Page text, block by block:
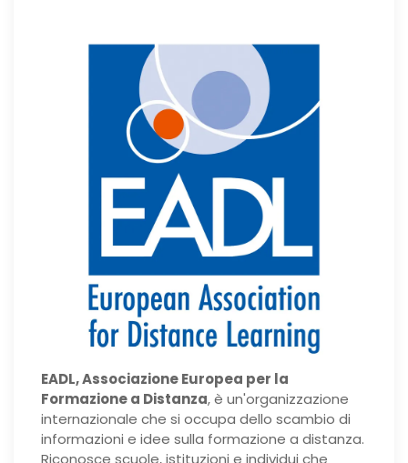
EADL, Associazione Europea per la
Formazione a Distanza, è un'organizzazione
internazionale che si occupa dello scambio di
informazioni e idee sulla formazione a distanza.
Riconosce scuole, istituzioni e individui che